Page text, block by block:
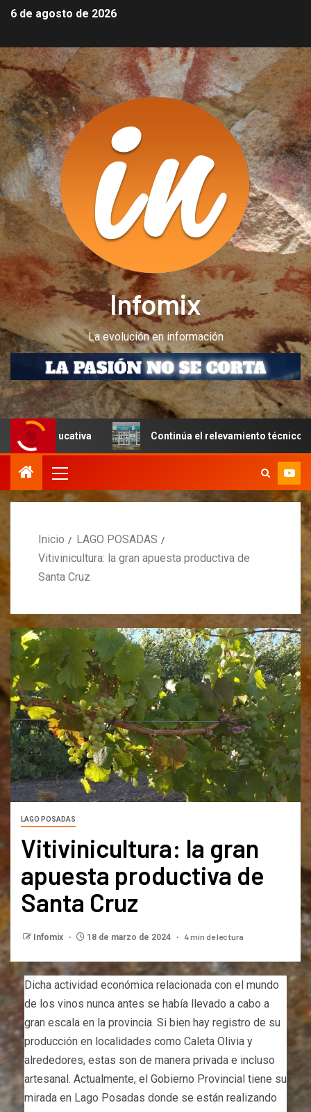
6 de agosto de 2026
Infomix
La evolución en información
Continúa el relevamiento técnico en Perito
Inicio
LAGO POSADAS
Vitivinicultura: la gran apuesta productiva de
Santa Cruz
LAGO POSADAS
Vitivinicultura: la gran
apuesta productiva de
Santa Cruz
Infomix 18 de marzo de 2024 4 min de lectura
Dicha actividad económica relacionada con el mundo
de los vinos nunca antes se había llevado a cabo a
gran escala en la provincia. Si bien hay registro de su
producción en localidades como Caleta Olivia y
alrededores, estas son de manera privada e incluso
artesanal. Actualmente, el Gobierno Provincial tiene su
mirada en Lago Posadas donde se están realizando